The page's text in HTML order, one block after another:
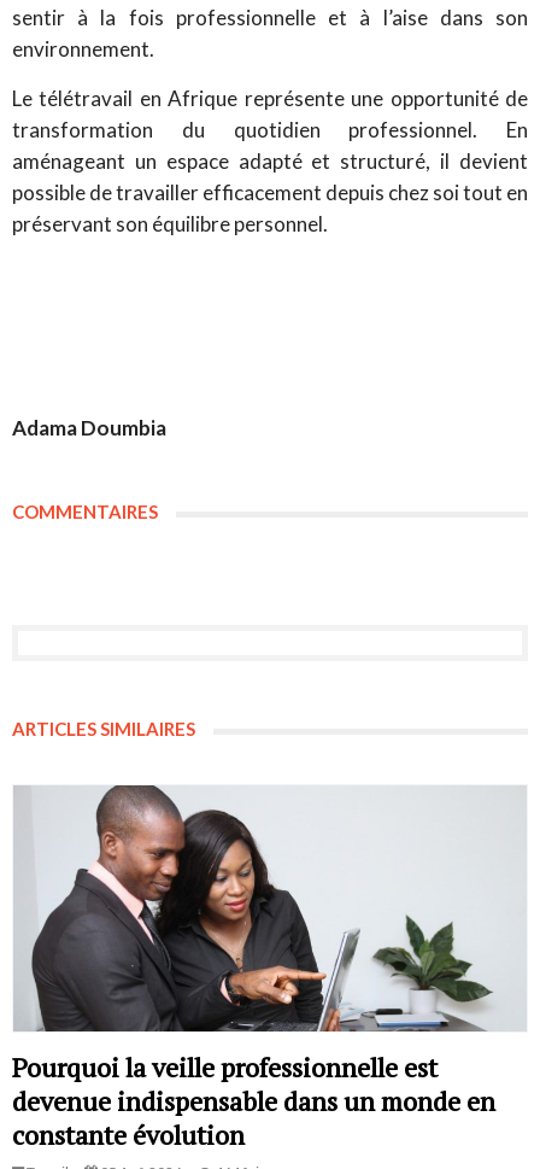
sentir à la fois professionnelle et à l’aise dans son
environnement.
Le télétravail en Afrique représente une opportunité de
transformation du quotidien professionnel. En
aménageant un espace adapté et structuré, il devient
possible de travailler efficacement depuis chez soi tout en
préservant son équilibre personnel.
Adama Doumbia
COMMENTAIRES
ARTICLES SIMILAIRES
Pourquoi la veille professionnelle est
devenue indispensable dans un monde en
constante évolution